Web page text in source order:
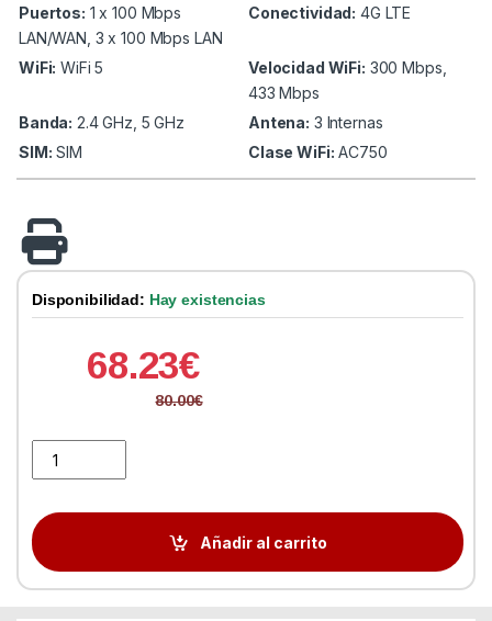
Puertos: 1 x 100 Mbps
LAN/WAN, 3 x 100 Mbps LAN
Conectividad: 4G LTE
WiFi: WiFi 5 Velocidad WiFi: 300 Mbps,
433 Mbps
Banda: 2.4 GHz, 5 GHz Antena: 3 Internas
SIM: SIM Clase WiFi: AC750
Disponibilidad: Hay existencias
68.23€
80.00€
Añadir al carrito